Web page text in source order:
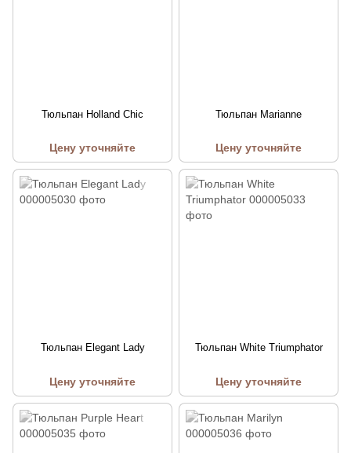
Тюльпан Holland Chic
Цену уточняйте
Тюльпан Marianne
Цену уточняйте
Тюльпан Elegant Lady
Цену уточняйте
Тюльпан White Triumphator
Цену уточняйте